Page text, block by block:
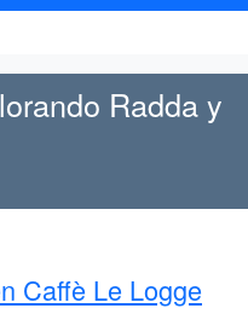
Radda y
Caffè Le Logge